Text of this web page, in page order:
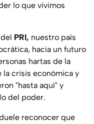
lo que vivimos
del PRI, nuestro país
hacia un futuro
hartas de la
la crisis económica y
"hasta aquí" y
del poder.
reconocer que